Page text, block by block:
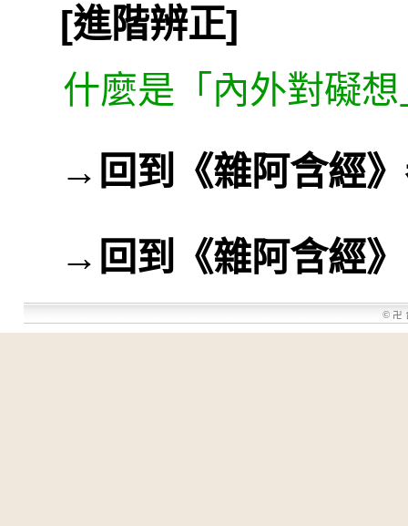
[進階辨正]
什麼是「內外對礙想
→ 回到《雜阿含經
→ 回到《雜阿含經》
© 卍